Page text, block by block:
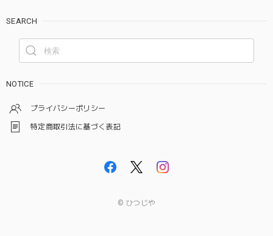
SEARCH
NOTICE
プライバシーポリシー
特定商取引法に基づく表記
© ひつじや